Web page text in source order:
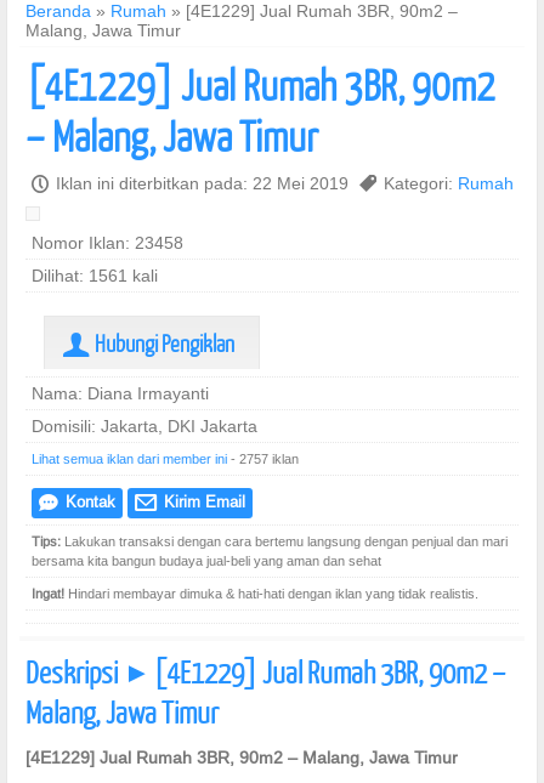
Beranda » Rumah » [4E1229] Jual Rumah 3BR, 90m2 –
Malang, Jawa Timur
[4E1229] Jual Rumah 3BR, 90m2
– Malang, Jawa Timur
P Iklan ini diterbitkan pada: 22 Mei 2019 , Kategori: Rumah
Nomor Iklan: 23458
Dilihat: 1561 kali
U Hubungi Pengiklan
Nama: Diana Irmayanti
Domisili: Jakarta, DKI Jakarta
Lihat semua iklan dari member ini - 2757 iklan
e Kontak @ Kirim Email
Tips: Lakukan transaksi dengan cara bertemu langsung dengan penjual dan mari
bersama kita bangun budaya jual-beli yang aman dan sehat
Ingat! Hindari membayar dimuka & hati-hati dengan iklan yang tidak realistis.
Deskripsi ] [4E1229] Jual Rumah 3BR, 90m2 –
Malang, Jawa Timur
[4E1229] Jual Rumah 3BR, 90m2 – Malang, Jawa Timur